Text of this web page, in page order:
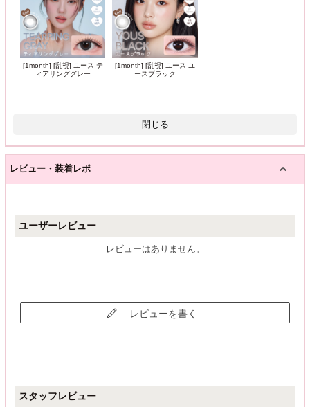
[1month] [乱視] ユース テ
ィアリンググレー
[1month] [乱視] ユース ユ
ースブラック
閉じる
レビュー・装着レポ
ユーザーレビュー
レビューはありません。
レビューを書く
スタッフレビュー